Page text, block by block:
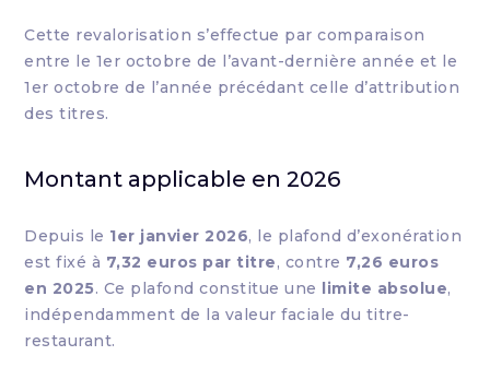
Cette revalorisation s’effectue par comparaison
entre le 1er octobre de l’avant-dernière année et le
1er octobre de l’année précédant celle d’attribution
des titres.
Montant applicable en 2026
Depuis le 1er janvier 2026, le plafond d’exonération
est fixé à 7,32 euros par titre, contre 7,26 euros
en 2025. Ce plafond constitue une limite absolue,
indépendamment de la valeur faciale du titre-
restaurant.